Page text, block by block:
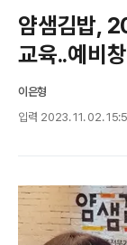
얌샘김밥,
교육..예비
이은형
입력 2023. 11. 02.